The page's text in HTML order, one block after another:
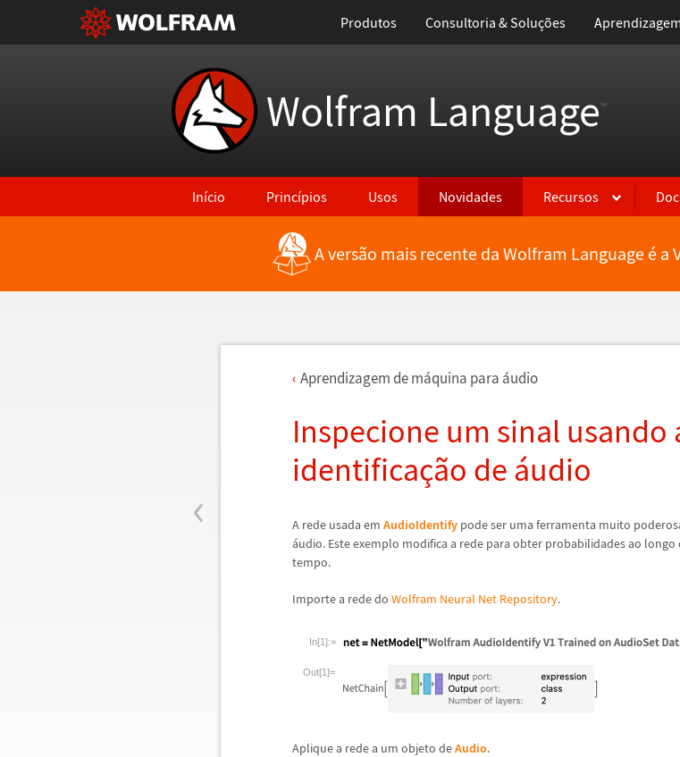
Produtos Consultoria & Soluções
Wolfram Language™
Início Princípios Usos Novidades Recursos
A versão mais recente da Wolfram Language é a
‹
Aprendizagem de máquina para áudio
Inspecione um sinal usando
identificação de áudio
A rede usada em AudioIdentify pode ser uma ferramenta muito
áudio. Este exemplo modifica a rede para obter probabilidades ao
tempo.
Importe a rede do Wolfram Neural Net Repository.
In[1]:=
Out[1]=
Aplique a rede a um objeto deAudio.